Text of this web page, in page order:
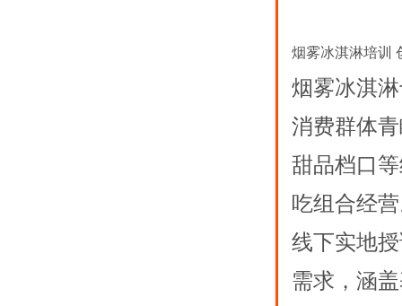
烟雾冰淇淋培训
烟雾冰淇
消费群体
甜品档口
吃组合经
线下实地
需求，涵